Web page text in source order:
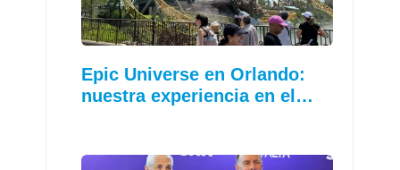
Epic Universe en Orlando:
nuestra experiencia en el…